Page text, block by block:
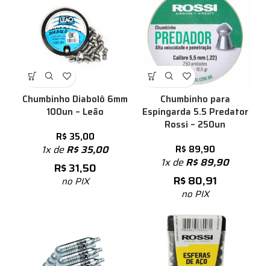
Chumbinho Diabolô 6mm
100un – Leão
R$ 35,00
1x deR$35,00
R$31,50
no PIX
Chumbinho para
Espingarda 5.5 Predator
Rossi – 250un
R$ 89,90
1x deR$89,90
R$80,91
no PIX